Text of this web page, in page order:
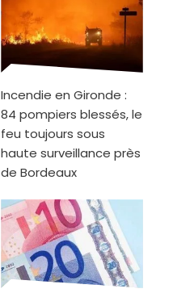
Incendie en Gironde :
84 pompiers blessés, le
feu toujours sous
haute surveillance près
de Bordeaux